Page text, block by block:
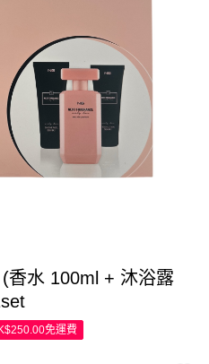
香水 100ml + 沐浴露
免運費